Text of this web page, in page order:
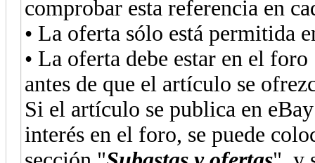
comprobar esta referencia en
• La oferta sólo está permitida
• La oferta debe estar en el foro
antes de que el artículo se
Si el artículo se publica en
interés en el foro, se puede